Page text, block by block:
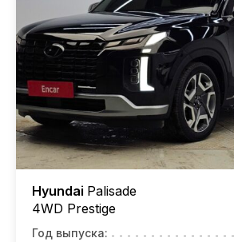
Hyundai Palisade
4WD Prestige
Год выпуска: